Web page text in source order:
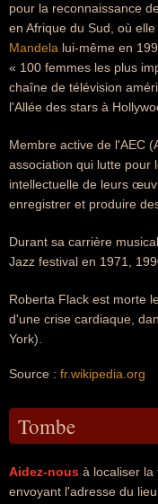
pour la reconnaissance
en Afrique du Sud, où
Mandela lui-même en
« 100 femmes les plus
chaîne de télévision
l'Allée des stars à
Membre active de l'AEC
association qui lutte pour
intellectuelle de leurs
enregistrer et produire
Durant sa carrière
Jazz festival en 1971,
Roberta Flack est morte
d'une crise cardiaque,
York).
Source : fr.wikipedia.org
Tombe
Aidez-nous à localiser la
envoyant l'adresse du